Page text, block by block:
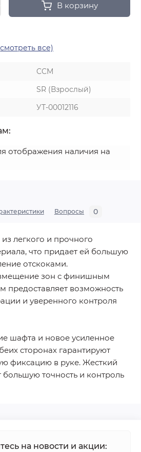
В корзину
все)
CCM
SR (Взрослый)
УТ-00012116
отображения наличия на
Вопросы 0
легкого и прочного
что придает ей большую
отскоками.
зон с финишным
предоставляет возможность
и уверенного контроля
шафта и новое усиленное
сторонах гарантируют
фиксацию в руке. Жесткий
точность и контроль
на новости и акции: